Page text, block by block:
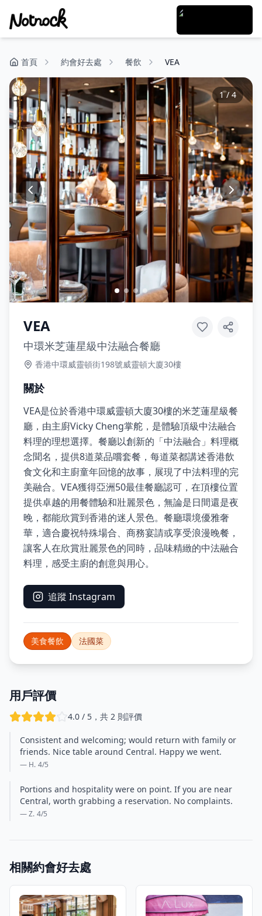
首頁 約會好去處 餐飲 VEA
1/ 4
VEA
中環米芝蓮星級中法融合餐廳
香港中環威靈頓街198號威靈頓大廈30樓
關於
VEA是位於香港中環威靈頓大廈30樓的米芝蓮星級餐
廳，由主廚Vicky Cheng掌舵，是體驗頂級中法融合
料理的理想選擇。餐廳以創新的「中法融合」料理概
念聞名，提供8道菜品嚐套餐，每道菜都講述香港飲
食文化和主廚童年回憶的故事，展現了中法料理的完
美融合。VEA獲得亞洲50最佳餐廳認可，在頂樓位置
提供卓越的用餐體驗和壯麗景色，無論是日間還是夜
晚，都能欣賞到香港的迷人景色。餐廳環境優雅奢
華，適合慶祝特殊場合、商務宴請或享受浪漫晚餐，
讓客人在欣賞壯麗景色的同時，品味精緻的中法融合
料理，感受主廚的創意與用心。
追蹤 Instagram
美食餐飲 法國菜
用戶評價
4.0 / 5，共 2 則評價
Consistent and welcoming; would return with family or
friends. Nice table around Central. Happy we went.
— H. 4/5
Portions and hospitality were on point. If you are near
Central, worth grabbing a reservation. No complaints.
— Z. 4/5
相關約會好去處